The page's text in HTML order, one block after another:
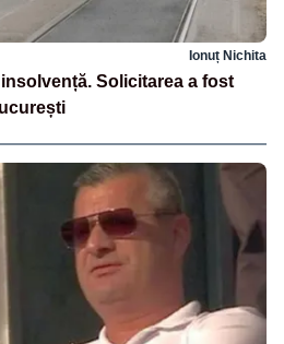
Ionuț Nichita
Solicitarea a fost